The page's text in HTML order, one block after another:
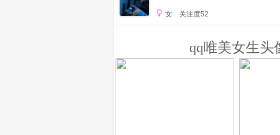
女 关注度52
qq唯美女生头